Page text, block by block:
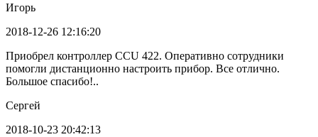
Игорь
2018-12-26 12:16:20
Приобрел контроллер CCU 422. Оперативно сотрудники
помогли дистанционно настроить прибор. Все отлично.
Большое спасибо!..
Сергей
2018-10-23 20:42:13